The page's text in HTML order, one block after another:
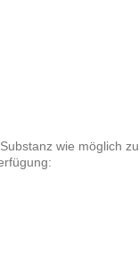
wie möglich zu